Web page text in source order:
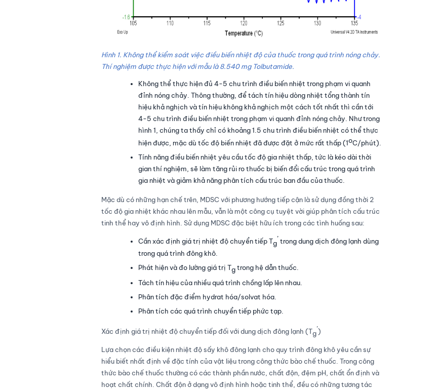
Hình 1. Không thể kiểm soát việc điều biến nhiệt độ của thuốc trong quá trình nóng chảy.
Thí nghiệm được thực hiện với mẫu là 8.540 mg Tolbutamide.
Không thể thực hiện đủ 4-5 chu trình điều biến nhiệt trong phạm vi quanh
đỉnh nóng chảy. Thông thường, để tách tín hiệu dòng nhiệt tổng thành tín
hiệu khả nghịch và tín hiệu không khả nghịch một cách tốt nhất thì cần tới
4-5 chu trình điều biến nhiệt trong phạm vi quanh đỉnh nóng chảy. Như trong
hình 1, chúng ta thấy chỉ có khoảng 1.5 chu trình điều biến nhiệt có thể thực
hiện được, mặc dù tốc độ biến nhiệt đã được đặt ở mức rất thấp (1oC/phút).
Tính năng điều biến nhiệt yêu cầu tốc độ gia nhiệt thấp, tức là kéo dài thời
gian thí nghiệm, sẽ làm tăng rủi ro thuốc bị biến đổi cấu trúc trong quá trình
gia nhiệt và giảm khả năng phân tích cấu trúc ban đầu của thuốc.
Mặc dù có những hạn chế trên, MDSC với phương hướng tiếp cận là sử dụng đồng thời 2
tốc độ gia nhiệt khác nhau lên mẫu, vẫn là một công cụ tuyệt vời giúp phân tích cấu trúc
tinh thể hay vô định hình. Sử dụng MDSC đặc biệt hữu ích trong các tình huống sau:
Cần xác định giá trị nhiệt độ chuyển tiếp Tg
’ trong dung dịch đông lạnh dùng
trong quá trình đông khô.
Phát hiện và đo lường giá trị Tgtrong hệ dẫn thuốc.
Tách tín hiệu của nhiều quá trình chồng lấp lên nhau.
Phân tích đặc điểm hydrat hóa/solvat hóa.
Phân tích các quá trình chuyển tiếp phức tạp.
Xác định giá trị nhiệt độ chuyển tiếp đối với dung dịch đông lạnh (Tg
’)
Lựa chọn các điều kiện nhiệt độ sấy khô đông lạnh cho quy trình đông khô yêu cần sự
hiểu biết nhất định về đặc tính của vật liệu trong công thức bào chế thuốc. Trong công
thức bào chế thuốc thường có các thành phần nước, chất độn, đệm pH, chất ổn định và
hoạt chất chính. Chất độn ở dạng vô định hình hoặc tinh thể, đều có những tương tác